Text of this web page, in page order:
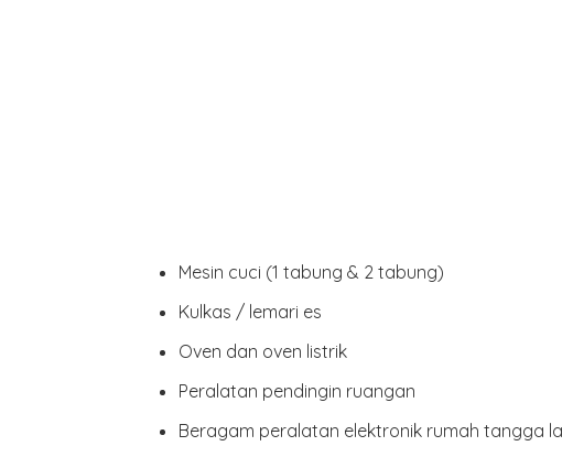
Mesin cuci (1 tabung & 2 tabung)
Kulkas / lemari es
Oven dan oven listrik
Peralatan pendingin ruangan
Beragam peralatan elektronik rumah tangga